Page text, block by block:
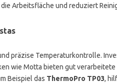
Arbeitsfläche und reduziert
präzise Temperaturkontrolle.
wie Motta bieten gut
Beispiel das ThermoPro TP03,